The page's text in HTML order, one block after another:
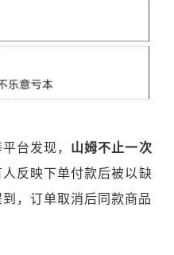
台发现， 山姆不止一次
人反映下单付款后被以缺
，订单取消后同款商品